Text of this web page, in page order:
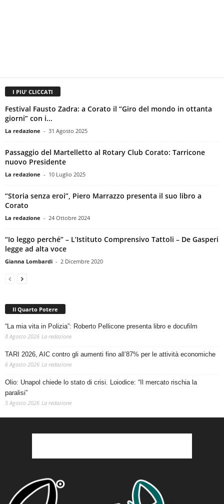
I PIU' CLICCATI
Festival Fausto Zadra: a Corato il “Giro del mondo in ottanta
giorni” con i...
La redazione - 31 Agosto 2025
Passaggio del Martelletto al Rotary Club Corato: Tarricone
nuovo Presidente
La redazione - 10 Luglio 2025
“Storia senza eroi”, Piero Marrazzo presenta il suo libro a
Corato
La redazione - 24 Ottobre 2024
“Io leggo perché” – L’Istituto Comprensivo Tattoli – De Gasperi
legge ad alta voce
Gianna Lombardi - 2 Dicembre 2020
Il Quarto Potere
“La mia vita in Polizia”: Roberto Pellicone presenta libro e docufilm
8 Agosto 2026 La redazione
TARI 2026, AIC contro gli aumenti fino all’87% per le attività economiche
6 Agosto 2026 La redazione
Olio: Unapol chiede lo stato di crisi. Loiodice: “Il mercato rischia la
paralisi”
5 Agosto 2026 La redazione